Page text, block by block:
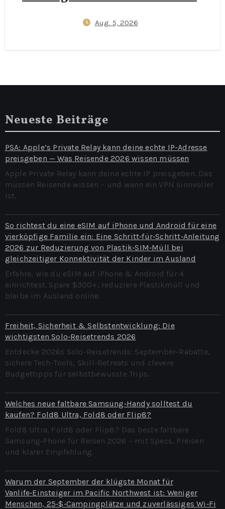
Aug. 5, 2026
Neueste Beiträge
PSA: Apple’s Private Relay kann deine echte IP-Adresse
preisgeben — Was Reisende 2026 wissen müssen
Apple Private Relay kann deine echte IP preisgeben. Das
müssen Reisende wissen – und wann ein VPN sinnvoller
ist.
So richtest du eine eSIM auf iPhone und Android für eine
vierköpfige Familie ein: Eine Schritt‑für‑Schritt‑Anleitung
2026 zur Reduzierung von Plastik‑SIM‑Müll bei
gleichzeitiger Konnektivität der Kinder im Ausland
Erfahre, wie du eSIM auf iPhone & Android für 4
einrichtest. Spare $300+, reduziere Plastikmüll und
bleibe im Ausland online.
Freiheit, Sicherheit & Selbstentwicklung: Die
wichtigsten Solo‑Reisetrends 2026
Entdecke 2026s Solo-Reisetrends: September-Rabatte,
sichere Tech-Tools, Skill-Retreats und clevere
Budgettipps für selbstbewusste Trips.
Welches neue faltbare Samsung‑Handy solltest du
kaufen? Fold8 Ultra, Fold8 oder Flip8?
Fold8 Ultra, Fold8 oder Flip8? Das beste faltbare
Samsung‑Phone für Reisen 2026 – mit Specs, Preisen
und klarer Empfehlung.
Warum der September der klügste Monat für
Vanlife‑Einsteiger im Pacific Northwest ist: Weniger
Menschen, 25‑$‑Campingplätze und zuverlässiges Wi‑Fi